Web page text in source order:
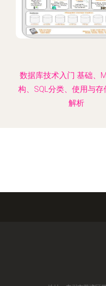
数据库技术入门 基础、
构、SQL分类、使用与存
解析